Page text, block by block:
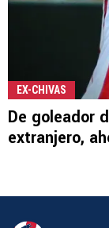
EX-CHIVAS
De goleador
extranjero,